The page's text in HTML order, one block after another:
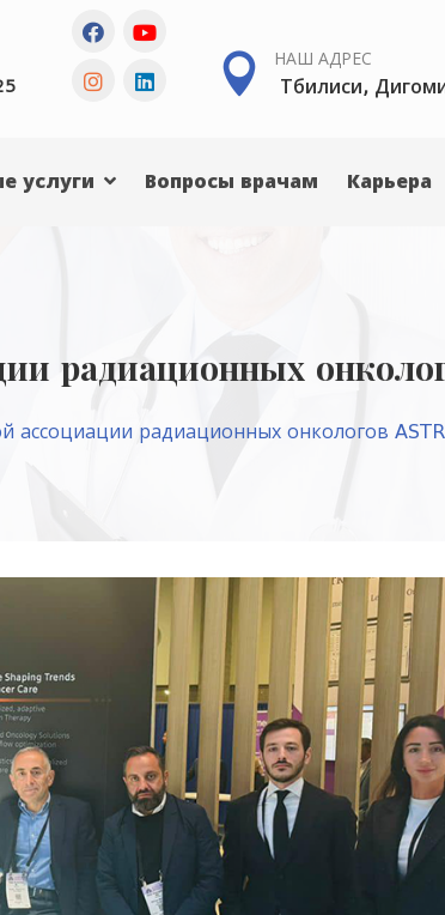
НАШ АДРЕС
Тбилиси,
услуги Вопросы врачам Карьера
радиационных
ассоциации радиационных онкологов